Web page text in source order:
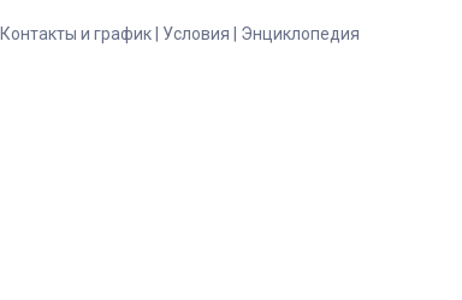
Контакты и график | Условия | Энциклопедия